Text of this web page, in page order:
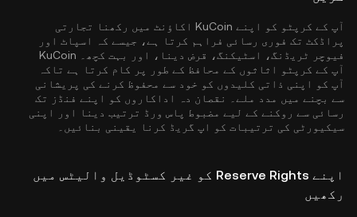
آپ کے کرپٹو کو اپنے KuCoin اکاؤنٹ میں رکھنا تجارتی
پراڈکٹ تک فوری رسائی فراہم کرتا ہے، جیسے کہ اسپاٹ اور
فیوچر ٹریڈنگ، اسٹیکنگ، قرض دینا، اور بہت کچھ۔ KuCoin
آپ کے کرپٹو اثاثوں کے محافظ کے طور پر کام کرتا ہے تاکہ
آپ کو اپنی ذاتی کلیدوں کو خود سے محفوظ کرنے کی پریشانی
سے بچنے میں مدد ملے۔ نقصان دہ اداکاروں کو اپنے فنڈز تک
رسائی سے روکنے کے لیے مضبوط پاس ورڈ ترتیب دینا اور اپنی
سیکیورٹی کی ترتیبات کو اپ گریڈ کرنا یقینی بنائیں۔
اپنے Reserve Rights کو غیر کسٹوڈیل والیٹس میں
رکھیں